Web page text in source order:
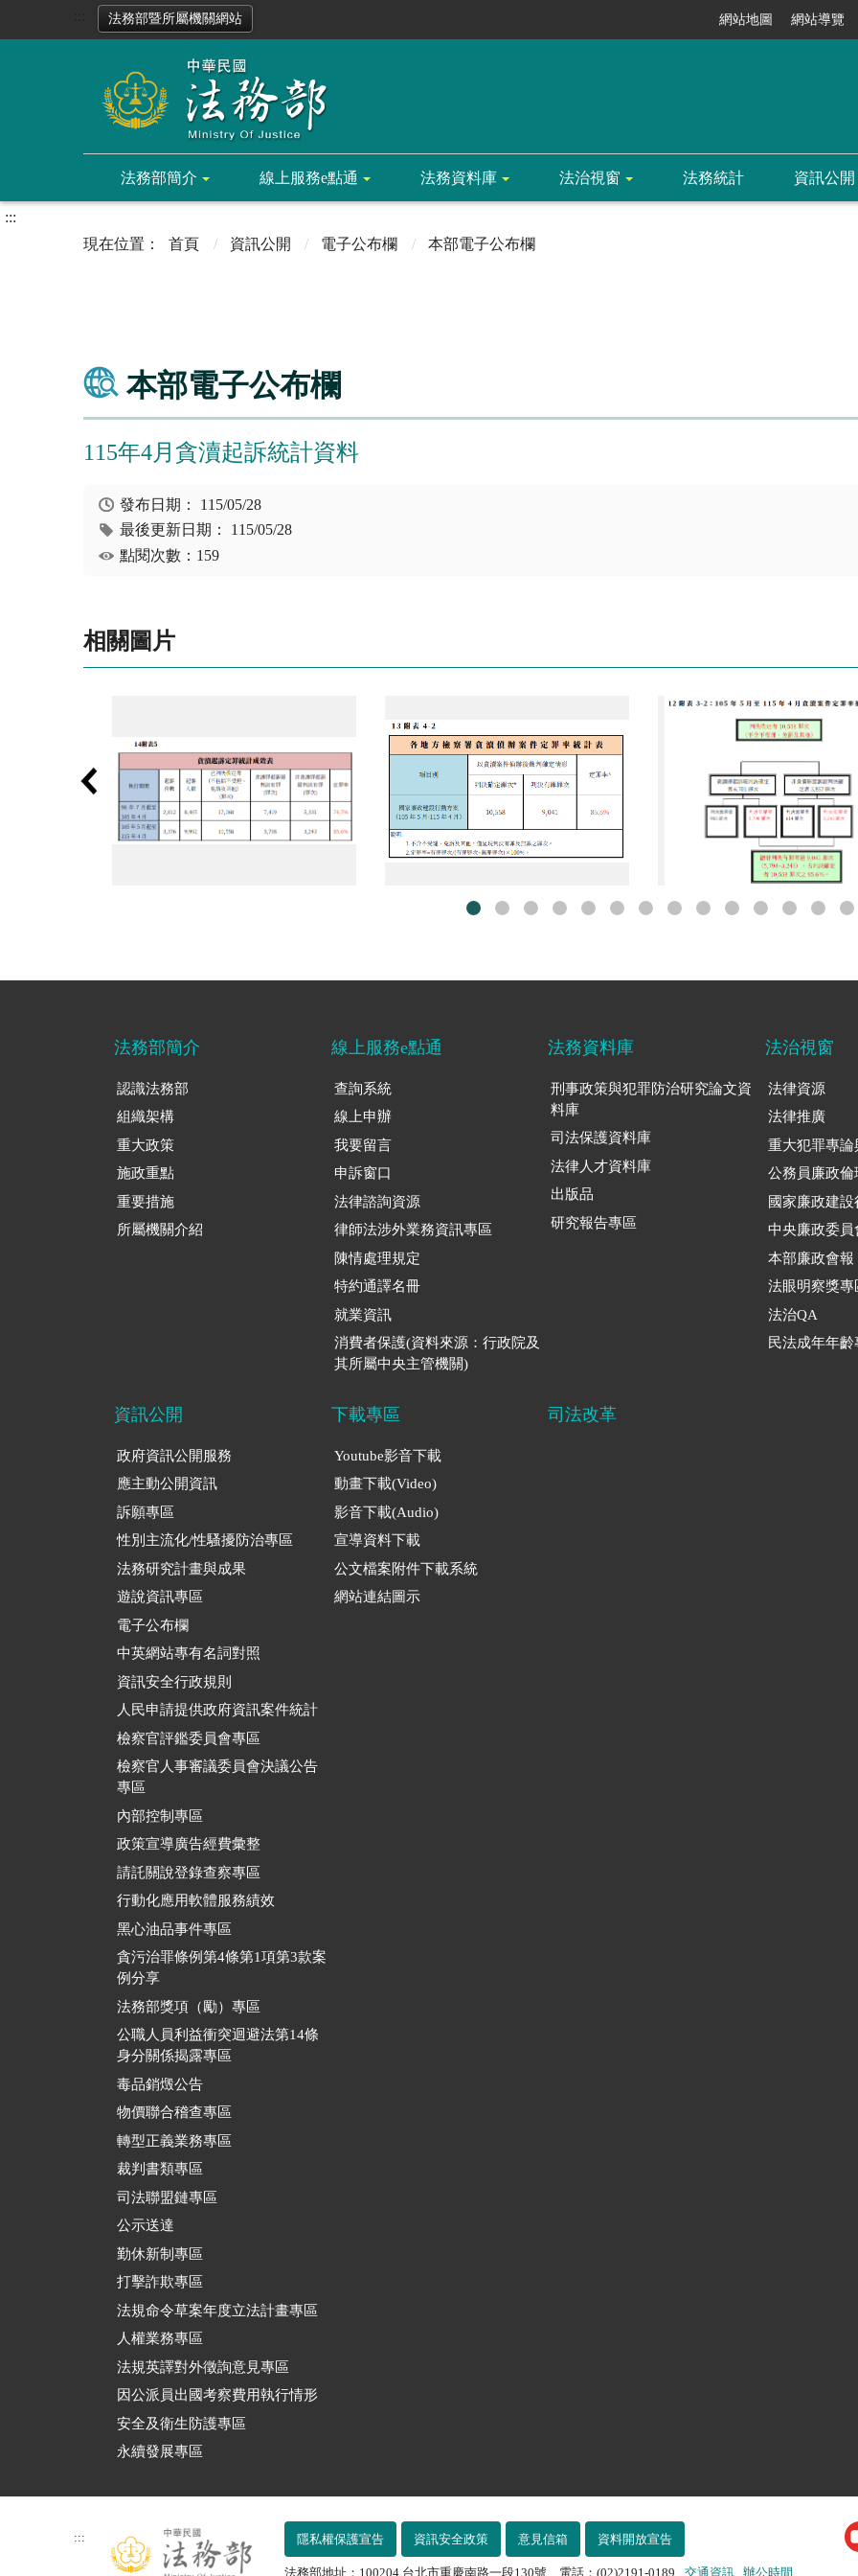
法務部暨所屬機關網站 網站地圖 網站導覽
法務部簡介 線上服務e點通 法務資料庫 法治視窗 法務統計 資訊公開
:::
首頁
資訊公開 電子公布欄 本部電子公布欄
本部電子公布欄
115年4月貪瀆起訴統計資料
發布日期： 115/05/28
最後更新日期： 115/05/28
點閱次數：159
相關圖片
13附表4-2
法務部簡介
認識法務部
組織架構
重大政策
施政重點
重要措施
所屬機關介紹
線上服務e點通
查詢系統
線上申辦
我要留言
申訴窗口
法律諮詢資源
律師法涉外業務資訊專區
陳情處理規定
特約通譯名冊
就業資訊
消費者保護(資料來源：行政院及
其所屬中央主管機關)
法務資料庫
刑事政策與犯罪防治研究論文資
料庫
司法保護資料庫
法律人才資料庫
出版品
研究報告專區
法治視窗
法律資源
法律推廣
重大犯罪專論
公務員廉政倫
國家廉政建
中央廉政委員
本部廉政會報
法眼明察獎專
法治QA
民法成年年齡
資訊公開
政府資訊公開服務
應主動公開資訊
訴願專區
性別主流化/性騷擾防治專區
法務研究計畫與成果
遊說資訊專區
電子公布欄
中英網站專有名詞對照
資訊安全行政規則
人民申請提供政府資訊案件統計
檢察官評鑑委員會專區
檢察官人事審議委員會決議公告
專區
內部控制專區
政策宣導廣告經費彙整
請託關說登錄查察專區
行動化應用軟體服務績效
黑心油品事件專區
貪污治罪條例第4條第1項第3款案
例分享
法務部獎項（勵）專區
公職人員利益衝突迴避法第14條
身分關係揭露專區
毒品銷燬公告
物價聯合稽查專區
轉型正義業務專區
裁判書類專區
司法聯盟鏈專區
公示送達
勤休新制專區
打擊詐欺專區
法規命令草案年度立法計畫專區
人權業務專區
法規英譯對外徵詢意見專區
因公派員出國考察費用執行情形
安全及衛生防護專區
永續發展專區
下載專區
Youtube影音下載
動畫下載(Video)
影音下載(Audio)
宣導資料下載
公文檔案附件下載系統
網站連結圖示
司法改革
::: 隱私權保護宣告 資訊安全政策 意見信箱 資料開放宣告
法務部地址：100204 台北市重慶南路一段130號 電話：(02)2191-0189 交通資訊 辦公時間